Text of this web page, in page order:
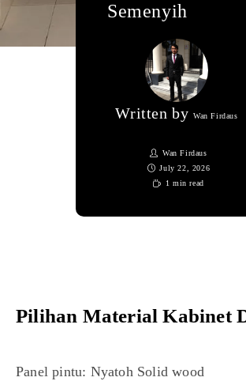
Semenyih
Written by Wan Firdaus
Wan Firdaus
July 22, 2026
1 min read
Pilihan Material Kabinet
Panel pintu: Nyatoh Solid wood